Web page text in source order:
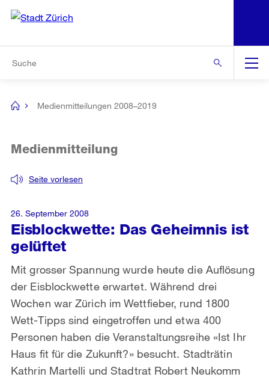
Navigation
[no
Medienmitteilungen 2008–2019
Eisblockwette: Das Geheimnis ist
gelüftet
Seite vorlesen
Medienmitteilung
Mit grosser Spannung wurde heute die Auflösung
der Eisblockwette erwartet. Während drei
Wochen war Zürich im Wettfieber, rund 1800
Wett-Tipps sind eingetroffen und etwa 400
Personen haben die Veranstaltungsreihe «Ist Ihr
Haus fit für die Zukunft?» besucht. Stadträtin
Kathrin Martelli und Stadtrat Robert Neukomm
26. September 2008